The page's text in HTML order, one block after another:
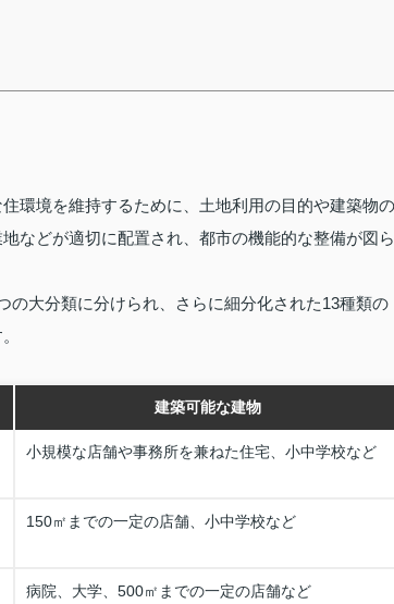
環境を維持するために、土地利用の目的や建築物の
などが適切に配置され、都市の機能的な整備が図ら
の大分類に分けられ、さらに細分化された13種類の
建築可能な建物
小規模な店舗や事務所を兼ねた住宅、小中学校など
150㎡までの一定の店舗、小中学校など
病院、大学、500㎡までの一定の店舗など